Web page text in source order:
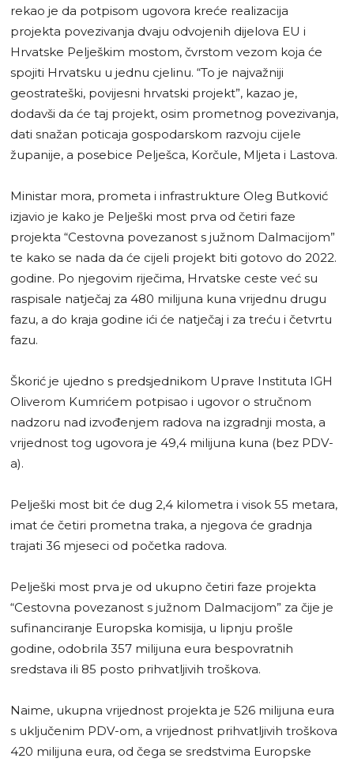
rekao je da potpisom ugovora kreće realizacija
projekta povezivanja dvaju odvojenih dijelova EU i
Hrvatske Pelješkim mostom, čvrstom vezom koja će
spojiti Hrvatsku u jednu cjelinu. “To je najvažniji
geostrateški, povijesni hrvatski projekt”, kazao je,
dodavši da će taj projekt, osim prometnog povezivanja,
dati snažan poticaja gospodarskom razvoju cijele
županije, a posebice Pelješca, Korčule, Mljeta i Lastova.
Ministar mora, prometa i infrastrukture Oleg Butković
izjavio je kako je Pelješki most prva od četiri faze
projekta “Cestovna povezanost s južnom Dalmacijom”
te kako se nada da će cijeli projekt biti gotovo do 2022.
godine. Po njegovim riječima, Hrvatske ceste već su
raspisale natječaj za 480 milijuna kuna vrijednu drugu
fazu, a do kraja godine ići će natječaj i za treću i četvrtu
fazu.
Škorić je ujedno s predsjednikom Uprave Instituta IGH
Oliverom Kumrićem potpisao i ugovor o stručnom
nadzoru nad izvođenjem radova na izgradnji mosta, a
vrijednost tog ugovora je 49,4 milijuna kuna (bez PDV-
a).
Pelješki most bit će dug 2,4 kilometra i visok 55 metara,
imat će četiri prometna traka, a njegova će gradnja
trajati 36 mjeseci od početka radova.
Pelješki most prva je od ukupno četiri faze projekta
“Cestovna povezanost s južnom Dalmacijom” za čije je
sufinanciranje Europska komisija, u lipnju prošle
godine, odobrila 357 milijuna eura bespovratnih
sredstava ili 85 posto prihvatljivih troškova.
Naime, ukupna vrijednost projekta je 526 milijuna eura
s uključenim PDV-om, a vrijednost prihvatljivih troškova
420 milijuna eura, od čega se sredstvima Europske